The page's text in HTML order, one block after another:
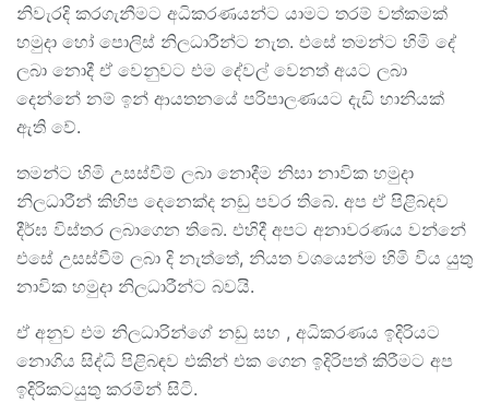
නිවැරදි කරගැනීමට අධිකරණයන්ට යාමට තරම් වත්කමක්
හමුදා හෝ පොලිස් නිලධාරීන්ට නැත. එසේ තමන්ට හිමි දේ
ලබා නොදී ඒ වෙනුවට එම දේවල් වෙනත් අයට ලබා
දෙන්නේ නම් ඉන් ආයතනයේ පරිපාලණයට දැඩි හානියක්
ඇති වේ.
තමන්ට හිමි උසස්වීම් ලබා නොදීම නිසා නාවික හමුදා
නිලධාරීන් කිහිප දෙනෙක්ද නඩු පවර තිබේ. අප ඒ පිළිබදව
දීර්ඝ විස්තර ලබාගෙන තිබේ. එහිදී අපට අනාවරණය වන්නේ
එසේ උසස්වීම් ලබා දි නැත්තේ, නියත වශයෙන්ම හිමි විය යුතු
නාවික හමුදා නිලධාරීන්ට බවයි.
ඒ අනුව එම නිලධාරින්ගේ නඩු සහ , අධිකරණය ඉදිරියට
නොගිය සිද්ධි පිළිබඳව එකින් එක ගෙන ඉදිරිපත් කිරීමට අප
ඉදිරිකටයුතු කරමින් සිටි.